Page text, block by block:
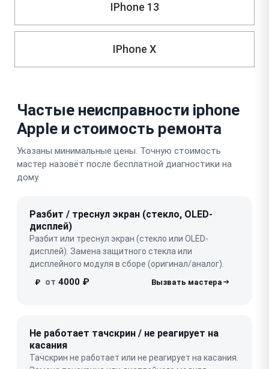
IPhone 13
IPhone X
Частые неисправности iphone
Apple и стоимость ремонта
Указаны минимальные цены. Точную стоимость
мастер назовёт после бесплатной диагностики на
дому.
Разбит / треснул экран (стекло, OLED-
дисплей)
Разбит или треснул экран (стекло или OLED-
дисплей). Замена защитного стекла или
дисплейного модуля в сборе (оригинал/аналог).
₽ от 4000 ₽
Не работает тачскрин / не реагирует на
касания
Тачскрин не работает или не реагирует на касания.